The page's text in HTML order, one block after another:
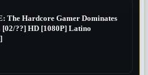
The Hardcore Gamer Dominates
[02/??] HD [1080P] Latino